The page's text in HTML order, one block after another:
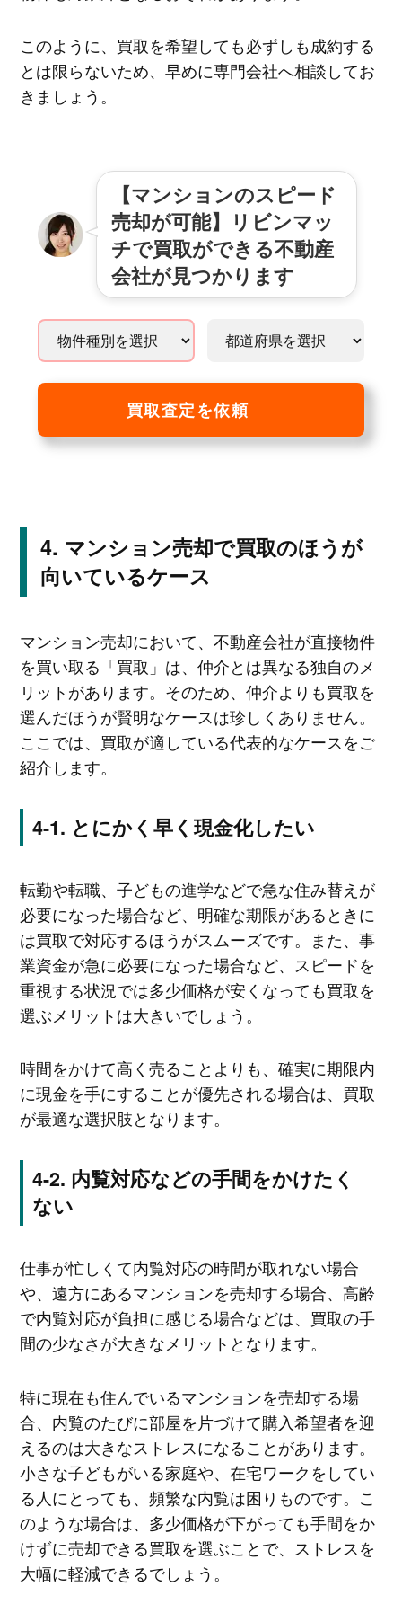
このように、買取を希望しても必ずしも成約する
とは限らないため、早めに専門会社へ相談してお
きましょう。
【マンションのスピード
売却が可能】リビンマッ
チで買取ができる不動産
会社が見つかります
買取査定を依頼
マンション売却で買取のほうが
向いているケース
マンション売却において、不動産会社が直接物件
を買い取る「買取」は、仲介とは異なる独自のメ
リットがあります。そのため、仲介よりも買取を
選んだほうが賢明なケースは珍しくありません。
ここでは、買取が適している代表的なケースをご
紹介します。
とにかく早く現金化したい
転勤や転職、子どもの進学などで急な住み替えが
必要になった場合など、明確な期限があるときに
は買取で対応するほうがスムーズです。また、事
業資金が急に必要になった場合など、スピードを
重視する状況では多少価格が安くなっても買取を
選ぶメリットは大きいでしょう。
時間をかけて高く売ることよりも、確実に期限内
に現金を手にすることが優先される場合は、買取
が最適な選択肢となります。
内覧対応などの手間をかけたく
ない
仕事が忙しくて内覧対応の時間が取れない場合
や、遠方にあるマンションを売却する場合、高齢
で内覧対応が負担に感じる場合などは、買取の手
間の少なさが大きなメリットとなります。
特に現在も住んでいるマンションを売却する場
合、内覧のたびに部屋を片づけて購入希望者を迎
えるのは大きなストレスになることがあります。
小さな子どもがいる家庭や、在宅ワークをしてい
る人にとっても、頻繁な内覧は困りものです。こ
のような場合は、多少価格が下がっても手間をか
けずに売却できる買取を選ぶことで、ストレスを
大幅に軽減できるでしょう。